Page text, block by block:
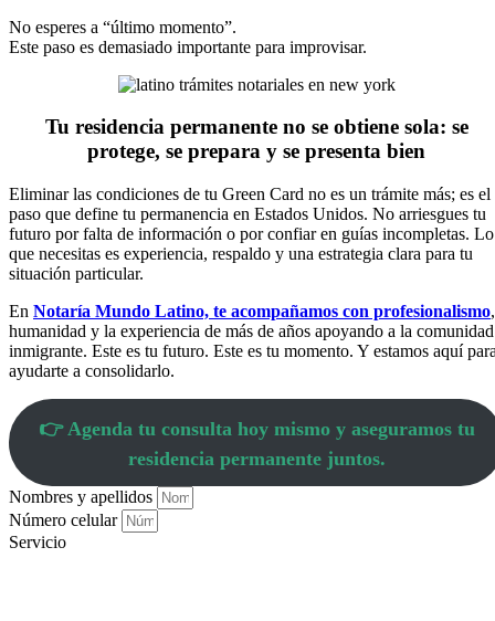
No esperes a “último momento”.
Este paso es demasiado importante para improvisar.
Tu residencia permanente no se obtiene sola: se
protege, se prepara y se presenta bien
Eliminar las condiciones de tu Green Card no es un trámite más; es el
paso que define tu permanencia en Estados Unidos. No arriesgues tu
futuro por falta de información o por confiar en guías incompletas. Lo
que necesitas es experiencia, respaldo y una estrategia clara para tu
situación particular.
En Notaría Mundo Latino, te acompañamos con profesionalismo,
humanidad y la experiencia de más de años apoyando a la comunidad
inmigrante. Este es tu futuro. Este es tu momento. Y estamos aquí
ayudarte a consolidarlo.
👉 Agenda tu consulta hoy mismo y aseguramos tu
residencia permanente juntos.
Nombres y apellidos
Número celular
Servicio